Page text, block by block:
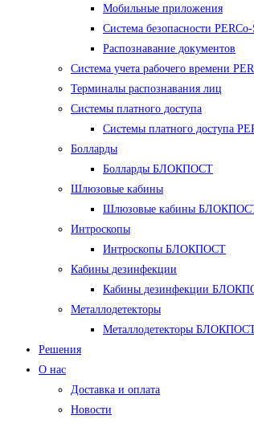
Мобильные приложения
Система безопасности
Распознавание документов
Система учета рабочего времени
Терминалы распознавания лиц
Cистемы платного доступа
Системы платного доступа
Болларды
Болларды БЛОКПОСТ
Шлюзовые кабины
Шлюзовые кабины
Интроскопы
Интроскопы БЛОКПОСТ
Кабины дезинфекции
Кабины дезинфекции
Металлодетекторы
Металлодетекторы
Решения
О нас
Доставка и оплата
Новости